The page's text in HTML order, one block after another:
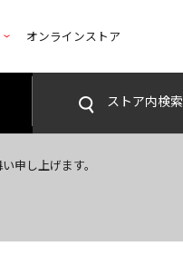
オンラインストア
ストア内検索
申し上げます。